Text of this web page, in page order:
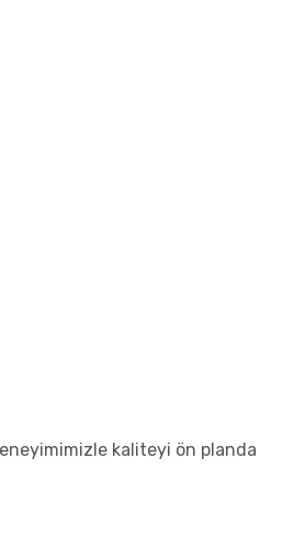
kaliteyi ön planda